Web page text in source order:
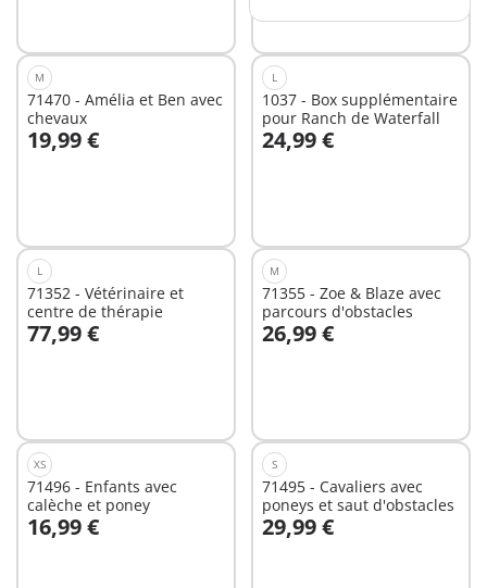
M
71470 - Amélia et Ben avec
chevaux
19,99 €
Au panier
L
1037 - Box supplémentaire
pour Ranch de Waterfall
24,99 €
Au panier
L
71352 - Vétérinaire et
centre de thérapie
77,99 €
Au panier
M
71355 - Zoe & Blaze avec
parcours d'obstacles
26,99 €
Au panier
XS
71496 - Enfants avec
calèche et poney
16,99 €
Au panier
S
71495 - Cavaliers avec
poneys et saut d'obstacles
29,99 €
Au panier